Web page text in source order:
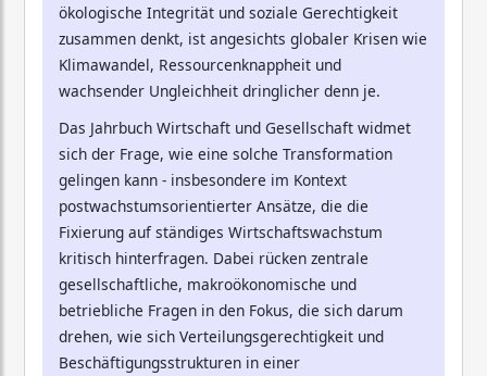
ökologische Integrität und soziale Gerechtigkeit
zusammen denkt, ist angesichts globaler Krisen wie
Klimawandel, Ressourcenknappheit und
wachsender Ungleichheit dringlicher denn je.
Das Jahrbuch Wirtschaft und Gesellschaft widmet
sich der Frage, wie eine solche Transformation
gelingen kann - insbesondere im Kontext
postwachstumsorientierter Ansätze, die die
Fixierung auf ständiges Wirtschaftswachstum
kritisch hinterfragen. Dabei rücken zentrale
gesellschaftliche, makroökonomische und
betriebliche Fragen in den Fokus, die sich darum
drehen, wie sich Verteilungsgerechtigkeit und
Beschäftigungsstrukturen in einer